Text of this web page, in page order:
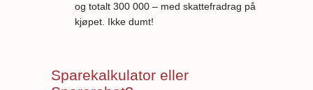
og totalt 300 000 – med skattefradrag på
kjøpet. Ikke dumt!
Sparekalkulator eller